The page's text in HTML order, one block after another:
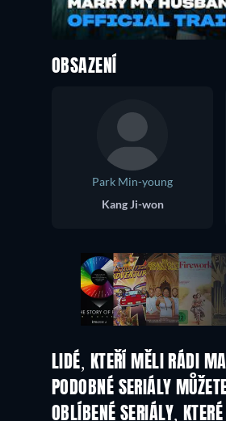
OBSAZENÍ
Park Min-young
Kang Ji-won
LIDÉ, KTEŘÍ MĚLI RÁDI
TV
PODOBNÉ SERIÁLY TV
OBLÍBENÉ SERIÁLY, TV